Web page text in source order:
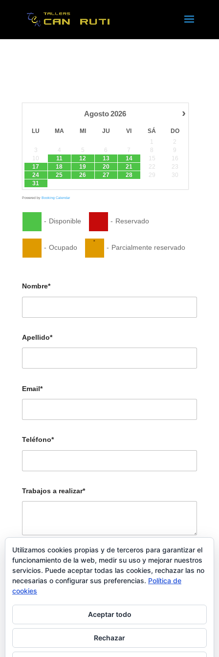
›
Agosto2026
LU MA MI JU VI SÁ
DO
1
2
3
4 5 6 7 8
9
10
11 12 13 14 15
16
17
18 19 20 21 22
23
24
25 26 27 28 29
30
31
Powered by Booking Calendar
- Disponible - Reservado
- Ocupado
·
- Parcialmente reservado
Nombre*
Apellido*
Email*
Teléfono*
Trabajos a realizar*
Utilizamos cookies propias y de terceros para garantizar el
funcionamiento de la web, medir su uso y mejorar nuestros
servicios. Puede aceptar todas las cookies, rechazar las no
necesarias o configurar sus preferencias. Política de
cookies
Aceptar todo
Rechazar